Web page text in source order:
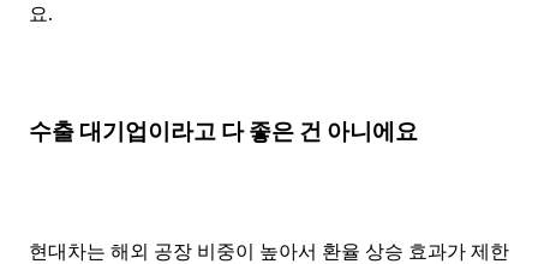
요.
수출 대기업이라고 다 좋은 건 아니에요
현대차는 해외 공장 비중이 높아서 환율 상승 효과가 제한